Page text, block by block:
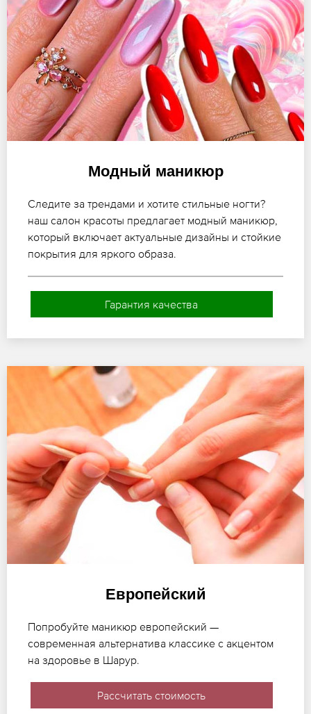
Модный маникюр
Следите за трендами и хотите стильные ногти?
наш салон красоты предлагает модный маникюр,
который включает актуальные дизайны и стойкие
покрытия для яркого образа.
Гарантия качества
Европейский
Попробуйте маникюр европейский —
современная альтернатива классике с акцентом
на здоровье в Шарур.
Рассчитать стоимость